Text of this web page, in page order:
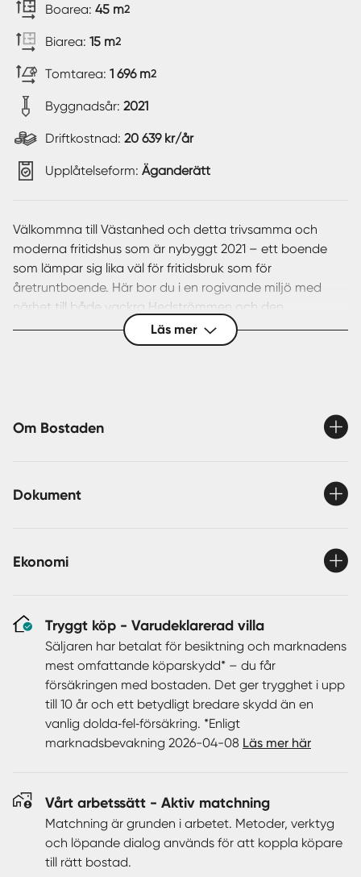
Boarea: 45 m2
Biarea: 15 m2
Tomtarea: 1 696 m2
Byggnadsår: 2021
Driftkostnad: 20 639 kr/år
Upplåtelseform: Äganderätt
Välkommna till Västanhed och detta trivsamma och
moderna fritidshus som är nybyggt 2021 – ett boende
som lämpar sig lika väl för fritidsbruk som för
åretruntboende. Här bor du i en rogivande miljö med
närhet till både vackra Hedströmmen och den
omgivande naturen.
Bostaden erbjuder en välplanerad planlösning med ett
arbetsytor. Vidare finns även ett sovrum samt ett
badrum. Husets genomtänkta planering gör det lätt att
På fastigheten finns även ett praktiskt uthus med
För gäster finns även en husvagn som kan nyttjas vid
behov – perfekt när familj och vänner kommer på besök.
passar utmärkt för lek, avkoppling och trädgårdsliv. Här
finns även fruktträd samt odlingsytor för den
trädgårdsintresserade.
Den grusade uppfarten erbjuder gott om
parkeringsmöjligheter för flera bilar.
Endast en kort promenad bort når du det vackra badet i
Hedströmmen med en lekplats för barnen. Här finns
dessutom möjlighet till båtplats – perfekt för rogivande
från vattnet.
Här erbjuds ett trivsamt och lättskött boende i en idyllisk
och harmonisk miljö - här är det bara att flytta in och
börja njuta av årets alla årstider!
Läs mer
Om Bostaden
Dokument
Ekonomi
Tryggt köp - Varudeklarerad villa
Säljaren har betalat för besiktning och marknadens
mest omfattande köparskydd* – du får
försäkringen med bostaden. Det ger trygghet i upp
till 10 år och ett betydligt bredare skydd än en
vanlig dolda‑fel‑försäkring. *Enligt
marknadsbevakning 2026-04-08 Läs mer här
Vårt arbetssätt - Aktiv matchning
Matchning är grunden i arbetet. Metoder, verktyg
och löpande dialog används för att koppla köpare
till rätt bostad.